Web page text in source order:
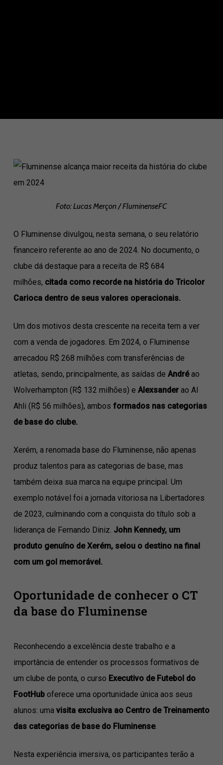
Foto: Lucas Merçon / FluminenseFC
O Fluminense divulgou, nesta semana, o seu relatório
financeiro referente ao ano de 2024. No documento, o
clube dá destaque para a receita de R$ 684
milhões, citada como recorde na história do Tricolor
Carioca dentro de seus valores operacionais.
Um dos motivos desta crescente na receita tem a ver
com a venda de jogadores. Em 2024, o Fluminense
arrecadou R$ 268 milhões com transferências de
atletas, sendo, principalmente, as saídas de Andréao
Wolverhampton (R$ 132 milhões) e Alexsanderao Al
Ahli (R$ 56 milhões), ambos formados nas categorias
de base do clube.
Xerém, a renomada base do Fluminense, não apenas
produz talentos para as categorias de base, mas
também deixa sua marca na equipe principal. Um
exemplo notável foi a jornada vitoriosa na Libertadores
de 2023, culminando com a conquista do título sob a
liderança de Fernando Diniz. John Kennedy, um
produto genuíno de Xerém, selou o destino na final
com um gol memorável.
Oportunidade de conhecer o CT
da base do Fluminense
Reconhecendo a excelência deste trabalho e a
importância de entender os processos formativos de
um clube de ponta, o curso Executivo de Futebol do
FootHuboferece uma oportunidade única aos seus
alunos: uma visita exclusiva ao Centro de Treinamento
das categorias de base do Fluminense.
Nesta experiência imersiva, os participantes terão a